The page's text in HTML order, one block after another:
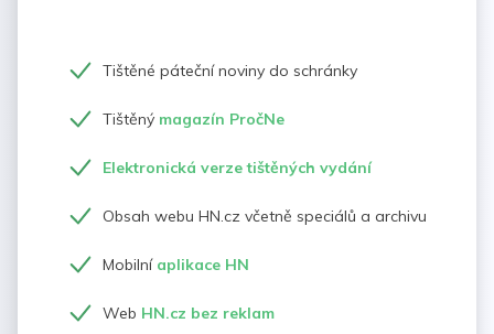
Tištěné páteční noviny do schránky
Tištěný magazín PročNe
Elektronická verze tištěných vydání
Obsah webu HN.cz včetně speciálů a archivu
Mobilní aplikace HN
Web HN.cz bez reklam